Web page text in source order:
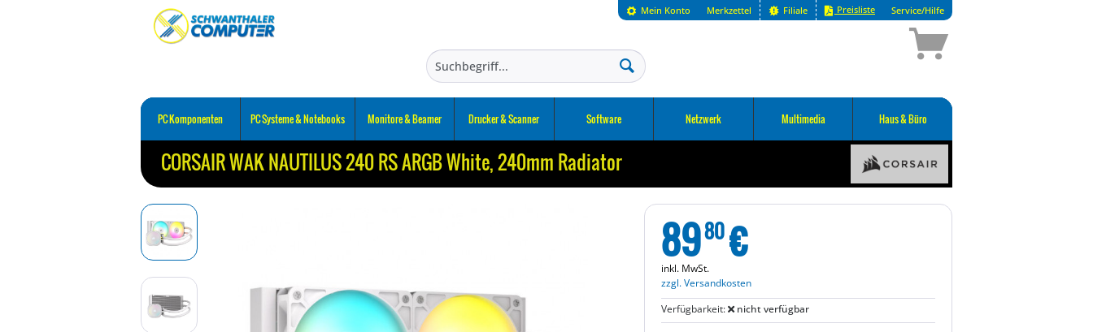
Mein Konto Merkzettel Filiale Preisliste Service/Hilfe
PC Komponenten PC Systeme & Notebooks Monitore & Beamer Drucker & Scanner Software Netzwerk Multimedia Haus & Büro
CORSAIR WAK NAUTILUS 240 RS ARGB White, 240mm Radiator
8980€
inkl. MwSt.
zzgl. Versandkosten
Verfügbarkeit:
nicht verfügbar